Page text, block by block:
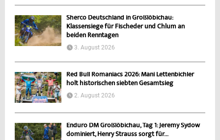
Sherco Deutschland in Großlöbichau:
Klassensiege für Fischeder und Chlum an
beiden Renntagen
3. August 2026
Red Bull Romaniacs 2026: Mani Lettenbichler
holt historischen siebten Gesamtsieg
2. August 2026
Enduro DM Großlöbichau, Tag 1: Jeremy Sydow
dominiert, Henry Strauss sorgt für...